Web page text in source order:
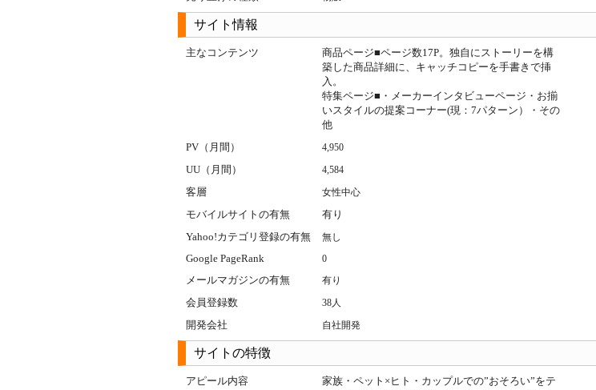
サイト情報
主なコンテンツ
商品ページ■ページ数17P。独自にストーリーを構
築した商品詳細に、キャッチコピーを手書きで挿
入。
特集ページ■・メーカーインタビューページ・お揃
いスタイルの提案コーナー(現：7パターン）・その
他
PV（月間）
4,950
UU（月間） 4,584
客層 女性中心
モバイルサイトの有無
有り
Yahoo!カテゴリ登録の有無
無し
Google PageRank 0
メールマガジンの有無 有り
会員登録数 38人
開発会社 自社開発
サイトの特徴
アピール内容
家族・ペット×ヒト・カップルでの”おそろい”をテ